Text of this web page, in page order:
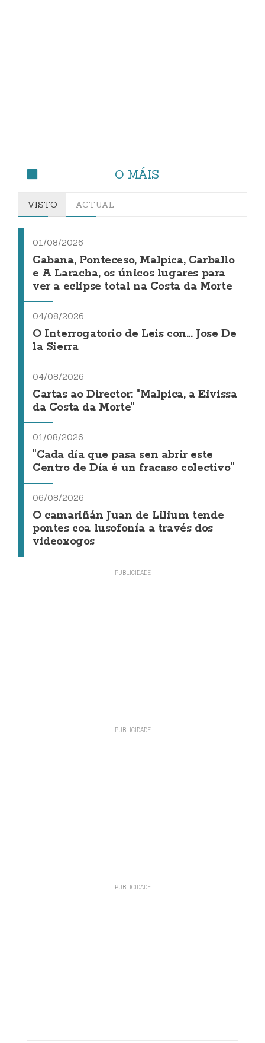
O MÁIS
VISTO ACTUAL
01/08/2026
Cabana, Ponteceso, Malpica, Carballo
e A Laracha, os únicos lugares para
ver a eclipse total na Costa da Morte
04/08/2026
O Interrogatorio de Leis con... Jose De
la Sierra
04/08/2026
Cartas ao Director: "Malpica, a Eivissa
da Costa da Morte"
01/08/2026
"Cada día que pasa sen abrir este
Centro de Día é un fracaso colectivo"
06/08/2026
O camariñán Juan de Lilium tende
pontes coa lusofonía a través dos
videoxogos